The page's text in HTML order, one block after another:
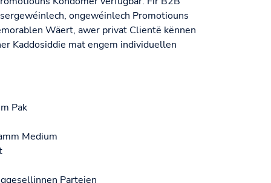
ongewéinlech Promotiouns
Wäert, awer privat Clientë kënnen
Kaddosiddie mat engem individuellen
Pak
Medium
Parteien